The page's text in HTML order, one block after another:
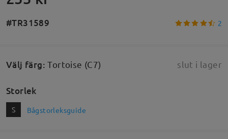
#TR31589 2
Välj färg:Tortoise (C7) slut i lager
Storlek
S Bågstorleksguide